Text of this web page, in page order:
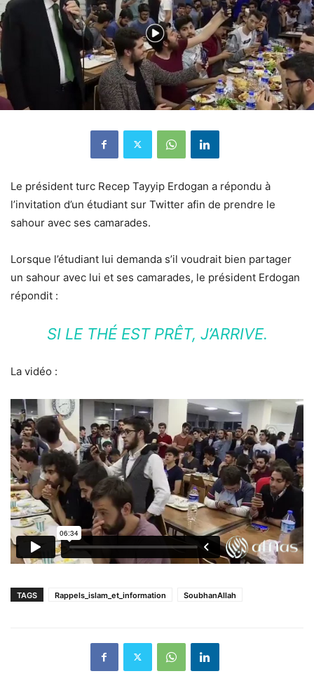
Le président turc Recep Tayyip Erdogan a répondu à
l’invitation d’un étudiant sur Twitter afin de prendre le
sahour avec ses camarades.
Lorsque l’étudiant lui demanda s’il voudrait bien partager
un sahour avec lui et ses camarades, le président Erdogan
répondit :
SI LE THÉ EST PRÊT, J’ARRIVE.
La vidéo :
TAGS Rappels_islam_et_information SoubhanAllah